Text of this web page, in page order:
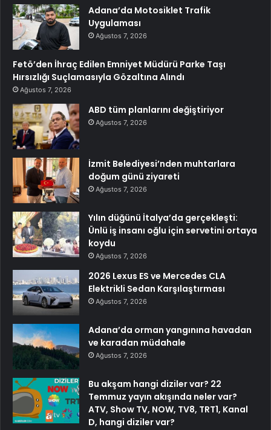
Adana’da Motosiklet Trafik
Uygulaması
Ağustos 7, 2026
Fetö’den İhraç Edilen Emniyet Müdürü Parke Taşı
Hırsızlığı Suçlamasıyla Gözaltına Alındı
Ağustos 7, 2026
ABD tüm planlarını değiştiriyor
Ağustos 7, 2026
İzmit Belediyesi’nden muhtarlara
doğum günü ziyareti
Ağustos 7, 2026
Yılın düğünü İtalya’da gerçekleşti:
Ünlü iş insanı oğlu için servetini ortaya
koydu
Ağustos 7, 2026
2026 Lexus ES ve Mercedes CLA
Elektrikli Sedan Karşılaştırması
Ağustos 7, 2026
Adana’da orman yangınına havadan
ve karadan müdahale
Ağustos 7, 2026
Bu akşam hangi diziler var? 22
Temmuz yayın akışında neler var?
ATV, Show TV, NOW, TV8, TRT1, Kanal
D, hangi diziler var?